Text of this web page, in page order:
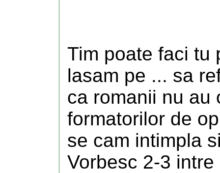
Tim poate faci tu
lasam pe ... sa
ca romanii nu au
formatorilor de
se cam intimpla
Vorbesc 2-3